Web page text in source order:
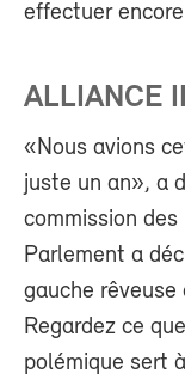
effectuer
ALLIANCE
«Nous avions
juste un an», a
commission
Parlement a
gauche
Regardez ce
polémique sert